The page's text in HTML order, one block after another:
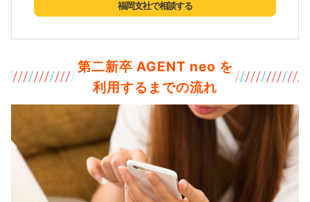
福岡支社で相談する
第二新卒 AGENT neo を
利用するまでの流れ